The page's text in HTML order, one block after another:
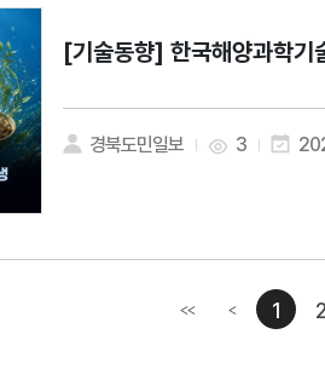
[기술동향] 한국해양과학기
경북도민일보 3
<<첫번째페이지
<이전페이지
1 2